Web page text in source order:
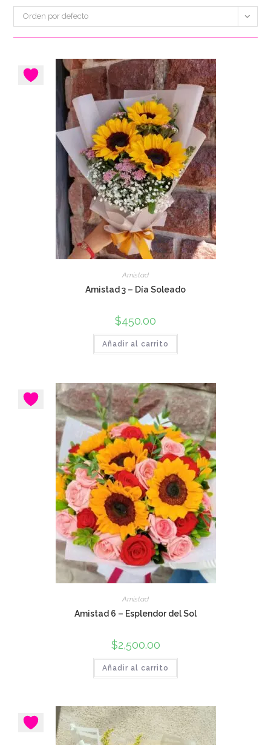
Orden por defecto
Amistad
Amistad 3 – Día Soleado
$450.00
Añadir al carrito
Amistad
Amistad 6 – Esplendor del Sol
$2,500.00
Añadir al carrito